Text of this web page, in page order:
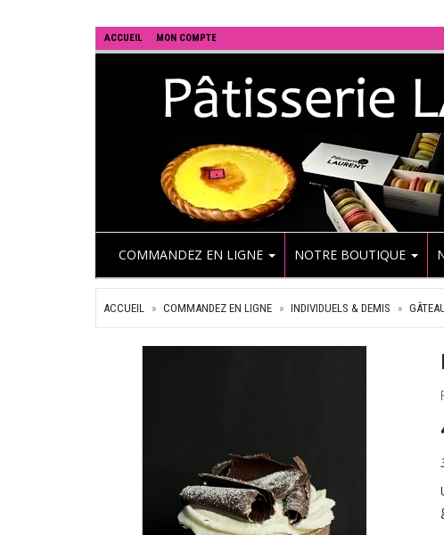
ACCUEIL MON COMPTE
COMMANDEZ EN LIGNE NOTRE BOUTIQUE
ACCUEIL COMMANDEZ EN LIGNE INDIVIDUELS & DEMIS